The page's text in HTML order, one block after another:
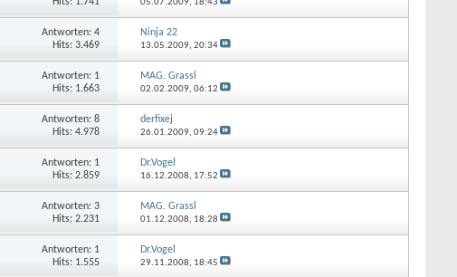
Antworten: 4
Hits: 3.469
Ninja 22
13.05.2009, 20:34
Antworten: 1
Hits: 1.663
MAG. Grassl
02.02.2009, 06:12
Antworten: 8
Hits: 4.978
derfixej
26.01.2009, 09:24
Antworten: 1
Hits: 2.859
Dr.Vogel
16.12.2008, 17:52
Antworten: 3
Hits: 2.231
MAG. Grassl
01.12.2008, 18:28
Antworten: 1
Hits: 1.555
Dr.Vogel
29.11.2008, 18:45